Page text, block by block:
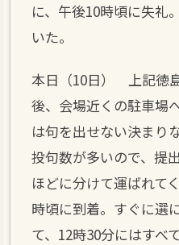
に、午後10時頃に失礼
いた。
本日（10日） 上記徳
後、会場近くの駐車場
は句を出せない決まり
投句数が多いので、提
ほどに分けて運ばれて
時頃に到着。すぐに選
て、12時30分にはすべ